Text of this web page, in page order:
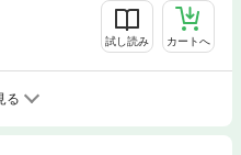
試し読み カートへ
る